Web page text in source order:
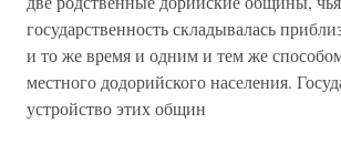
государственность складывалась
и то же время и одним и тем же
местного додорийского населения.
устройство этих общин